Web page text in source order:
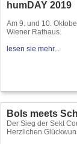
humDAY 2019
Am 9. und 10.
Wiener Rathaus.
lesen sie mehr...
Bols meets
Der Sieg der Sekt
Herzlichen